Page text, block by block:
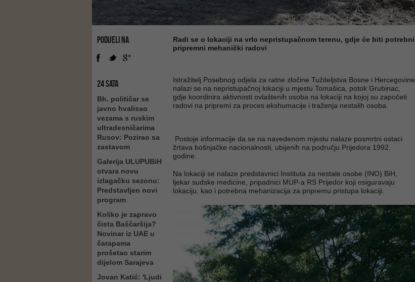
PODIJELI NA
24 SATA
Bh. političar se
javno hvalisao
vezama s ruskim
ultradesničarima
Rusov: Pozirao sa
zastavom
Galerija ULUPUBiH
otvara novu
izlagačku sezonu:
Predstavljen novi
program
Koliko je zapravo
čista Baščaršija?
Novinar iz UAE u
čarapama
prošetao starim
dijelom Sarajeva
Jovan Katić: 'Ljudi
Radi se o lokaciji na vrlo nepristupačnom terenu, gdje će biti potrebni
pripremni mehanički radovi
Istražitelj Posebnog odjela za ratne zločine Tužiteljstva Bosne i Hercegovine
nalazi se na nepristupačnoj lokaciji u mjestu Tomašica, potok Grubinac,
gdje koordinira aktivnosti ovlaštenih osoba na lokaciji na kojoj su započeti
radovi na pripremi za proces ekshumacije i traženja nestalih osoba.
Postoje informacije da se na navedenom mjestu nalaze posmrtni ostaci
žrtava bošnjačke nacionalnosti, ubijenih na području Prijedora 1992.
godine.
Na lokaciji se nalaze predstavnici Instituta za nestale osobe (INO) BiH,
ljekar sudske medicine, pripadnici MUP-a RS Prijedor koji osiguravaju
lokaciju, kao i potrebna mehanizacija za pripremu pristupa lokaciji.